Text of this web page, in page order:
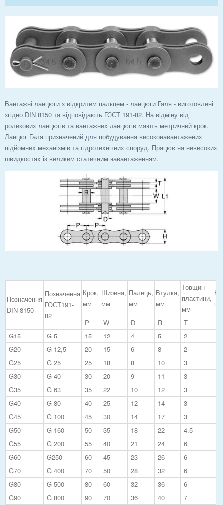
Вантажні ланцюги з відкритим пальцем - ланцюги Галя - виготовлені
згідно DIN 8150 та відповідають ГОСТ 191-82. На відміну від
роликових ланцюгів та вантажних ланцюгів мають метричний крок.
Ланцюг Галя призначений для побудування високонавантажених
підйомних механізмів та гідротехнічних споруд. Працює на невисоких
швидкостях із великим статичним навантаженням.
Позначення
DIN 8150
Позначення
ГОСТ191-
82
Крок,
мм
Ширина,
мм
Палець,
мм
Втулка,
мм
Товщин
пластини,
мм
P
W D R
T
G15
G 5 15 12 4 5 2
G20
G 12,5 20 15 6 8 2
G25
G 25 25 18 8 10 3
G30
G 40 30 20 9 11 3
G35
G 63 35 22 10 12 3
G40
G 80 40 25 12 14 3
G45
G 100 45 30 14 17 3
G50
G 160 50 35 18 22 4.5
G55
G 200 55 40 21 24 6
G60
G250 60 45 23 26 6
G70
G 400 70 50 28 32 6
G80
G 500 80 60 32 36 6
G90
G 800 90 70 36 40 7